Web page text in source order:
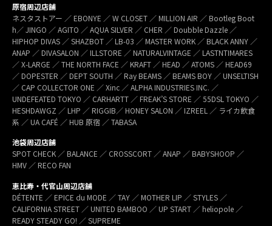
原宿周辺店舗
ネスタストアー ／ EBONYE ／ W CLOSET ／ MILLION AIR ／ Bootleg Boot
h／ JINGO ／ AGITO ／ AQUA SILVER ／ CHER ／ Doubble Dazzle ／
HIPHOP DIVAS ／ SHAZBOT ／ LB-03 ／ MASTER WORK ／ BLACK ANNY ／
ANAP ／ DIVASALON ／ ILLSTORE ／ NATURALVINTAGE ／ LASTNTIMARES
／ X-LARGE ／ THE NORTH FACE ／ KRAFT ／ HEAD ／ ATOMS ／ HEAD69
／ DOPESTER ／ DEPT SOUTH ／ Ray BEAMS ／ BEAMS BOY ／ UNSELTISH
／ CAP COLLECTOR ONE ／ Xinc ／ ALPHA INDUSTRIES INC. ／
UNDEFEATED TOKYO ／ CARHARTT ／ FREAK’S STORE ／ 55DSL TOKYO ／
HESHDAWGZ ／ LHP ／ RIGGIB／ HONEY SALON ／ IZREEL ／ ライカ飲食
系 ／ UA CAFÉ ／ HUB 原宿 ／ TABASA
池袋周辺店舗
SPOT CHECK ／ BALANCE ／ CROSSCORT ／ ANAP ／ BABYSHOOP ／
HMV ／ RECO FAN
恵比寿・代官山周辺店舗
DÉTENTE ／ EPICE du MODE ／ TAY ／ MOTHER LIP ／ STYLES ／
CALIFORNIA STREET ／ UNITED BAMBOO ／ UP START ／ heliopole ／
READY STEADY GO! ／ SUPREME